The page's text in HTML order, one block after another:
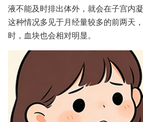
液不能及时排出体外，就会在子宫内
这种情况多见于月经量较多的前两天
时，血块也会相对明显。